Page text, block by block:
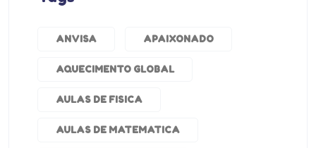
ANVISA APAIXONADO
AQUECIMENTO GLOBAL
AULAS DE FISICA
AULAS DE MATEMATICA